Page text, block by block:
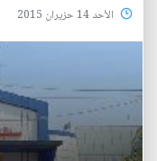
الأحد 14 حزيران 2015